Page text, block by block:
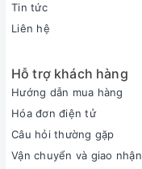
Tin tức
Liên hệ
Hỗ trợ khách hàng
Hướng dẫn mua hàng
Hóa đơn điện tử
Câu hỏi thường gặp
Vận chuyển và giao nhận